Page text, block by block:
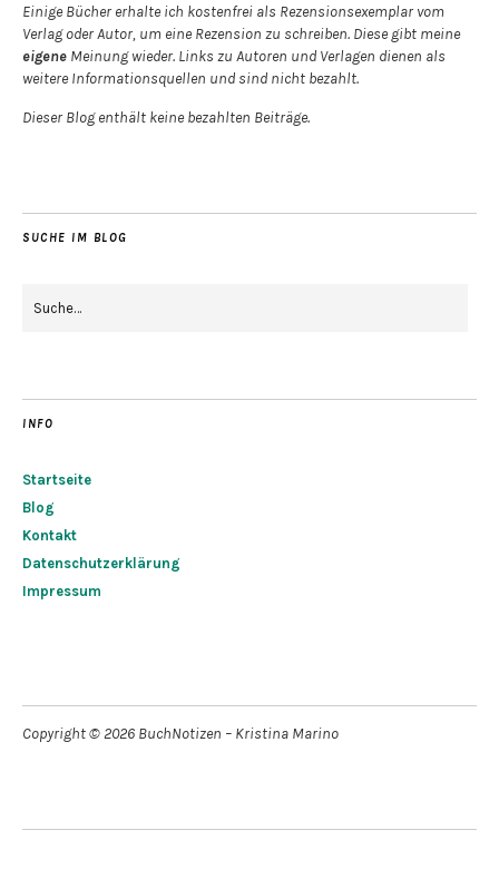
Einige Bücher erhalte ich kostenfrei als Rezensionsexemplar vom
Verlag oder Autor, um eine Rezension zu schreiben. Diese gibt meine
eigene Meinung wieder. Links zu Autoren und Verlagen dienen als
weitere Informationsquellen und sind nicht bezahlt.
Dieser Blog enthält keine bezahlten Beiträge.
SUCHE IM BLOG
INFO
Startseite
Blog
Kontakt
Datenschutzerklärung
Impressum
Copyright © 2026 BuchNotizen – Kristina Marino